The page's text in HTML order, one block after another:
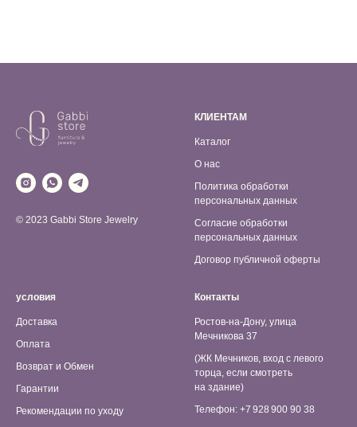
© 2023 Gabbi Store Jewelry
КЛИЕНТАМ
Каталог
О нас
Политика обработки
персональных данных
Согласие обработки
персональных данных
Договор публичной оферты
условия
Доставка
Оплата
Возврат и Обмен
Гарантии
Рекомендации по уходу
Контакты
Ростов-на-Дону, улица
Мечникова 37
(ЖК Мечников, вход с левого
торца, если смотреть
на здание)
Телефон: +7 928 900 90 38